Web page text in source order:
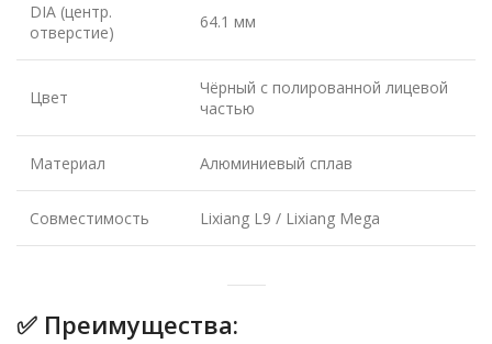
DIA (центр.
отверстие)
64.1 мм
Цвет
Чёрный с полированной лицевой
частью
Материал Алюминиевый сплав
Совместимость Lixiang L9 / Lixiang Mega
✅ Преимущества: